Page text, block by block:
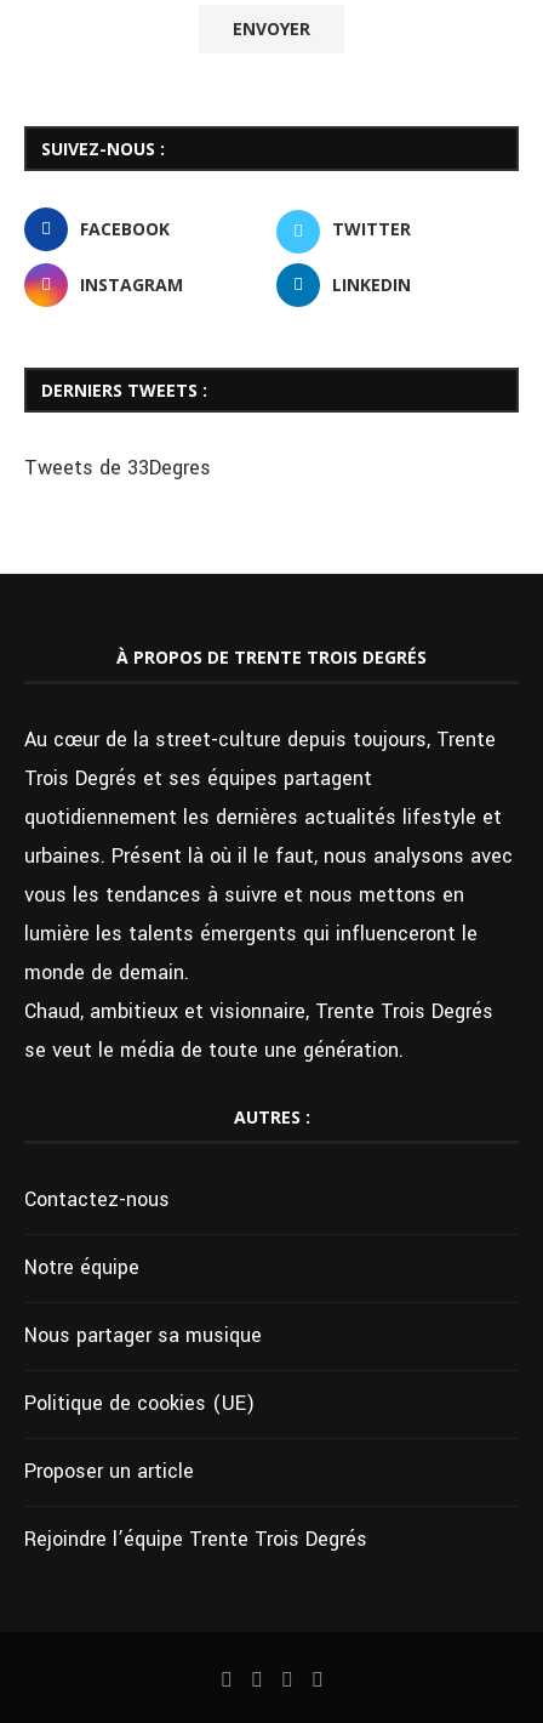
SUIVEZ-NOUS :
FACEBOOK TWITTER
INSTAGRAM LINKEDIN
DERNIERS TWEETS :
Tweets de 33Degres
À PROPOS DE TRENTE TROIS DEGRÉS
Au cœur de la street-culture depuis toujours, Trente
Trois Degrés et ses équipes partagent
quotidiennement les dernières actualités lifestyle et
urbaines. Présent là où il le faut, nous analysons avec
vous les tendances à suivre et nous mettons en
lumière les talents émergents qui influenceront le
monde de demain.
Chaud, ambitieux et visionnaire, Trente Trois Degrés
se veut le média de toute une génération.
AUTRES :
Contactez-nous
Notre équipe
Nous partager sa musique
Politique de cookies (UE)
Proposer un article
Rejoindre l’équipe Trente Trois Degrés